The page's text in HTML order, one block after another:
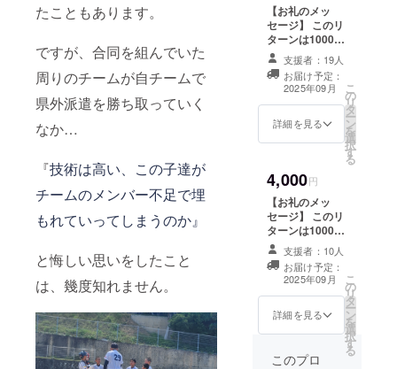
たこともあります。
ですが、合同を組んでいた
周りのチームが自チームで
県外派遣を勝ち取っていく
なか…
『技術は高い、この子達が
チームのメンバー不足で埋
もれていってしまうのか』
と悔しい思いをしたこと
は、幾度知れません。
【お礼のメッ
セージ】 このリ
ターンは1000円
のリターンと同
じ内容になりま
す。
支援者：19人
お届け予定：
2025年09月
詳細を見る
こ
の
リ
タ
ー
ン
を
選
択
す
る
4,000円
【お礼のメッ
セージ】 このリ
ターンは1000円
のリターンと同
じ内容になりま
す。ご了承くだ
さい。
支援者：10人
お届け予定：
2025年09月
詳細を見る
こ
の
リ
タ
ー
ン
を
選
択
す
る
このプロ